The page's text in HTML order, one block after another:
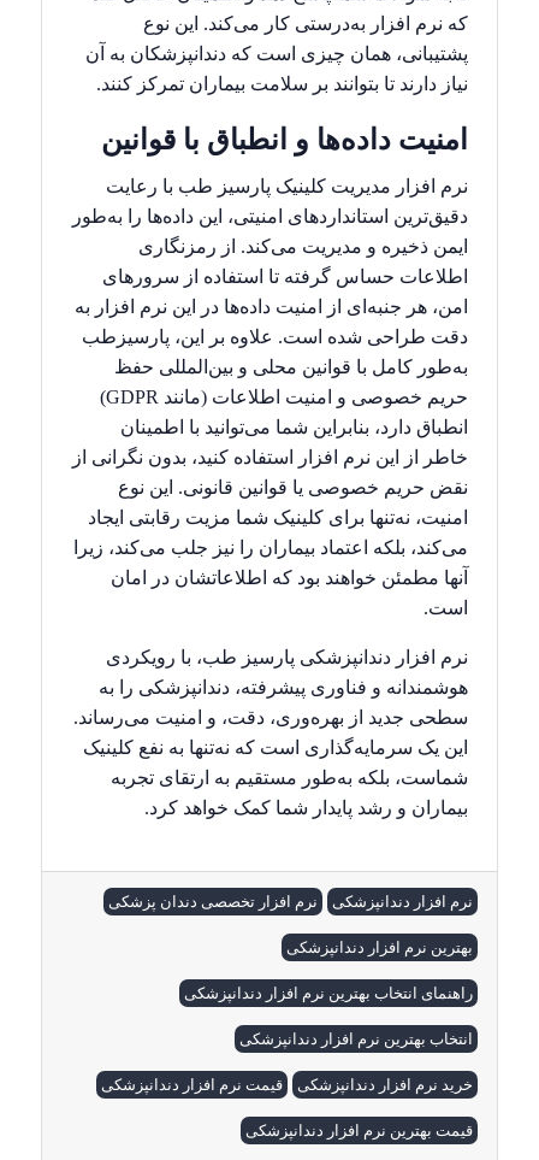
که نرم افزار به‌درستی کار می‌کند. این نوع
پشتیبانی، همان چیزی است که دندانپزشکان به آن
نیاز دارند تا بتوانند بر سلامت بیماران تمرکز کنند.
امنیت داده‌ها و انطباق با قوانین
نرم افزار مدیریت کلینیک پارسیز طب با رعایت
دقیق‌ترین استانداردهای امنیتی، این داده‌ها را به‌طور
ایمن ذخیره و مدیریت می‌کند. از رمزنگاری
اطلاعات حساس گرفته تا استفاده از سرورهای
امن، هر جنبه‌ای از امنیت داده‌ها در این نرم افزار به
دقت طراحی شده است. علاوه بر این، پارسیزطب
به‌طور کامل با قوانین محلی و بین‌المللی حفظ
حریم خصوصی و امنیت اطلاعات (مانند GDPR
)
انطباق دارد، بنابراین شما می‌توانید با اطمینان
خاطر از این نرم افزار استفاده کنید، بدون نگرانی از
نقض حریم خصوصی یا قوانین قانونی. این نوع
امنیت، نه‌تنها برای کلینیک شما مزیت رقابتی ایجاد
می‌کند، بلکه اعتماد بیماران را نیز جلب می‌کند، زیرا
آنها مطمئن خواهند بود که اطلاعاتشان در امان
است.
نرم افزار دندانپزشکی پارسیز طب، با رویکردی
هوشمندانه و فناوری پیشرفته، دندانپزشکی را به
سطحی جدید از بهره‌وری، دقت، و امنیت می‌رساند.
این یک سرمایه‌گذاری است که نه‌تنها به نفع کلینیک
شماست، بلکه به‌طور مستقیم به ارتقای تجربه
بیماران و رشد پایدار شما کمک خواهد کرد.
نرم افزار دندانپزشکی نرم افزار تخصصی دندان پزشکی
بهترین نرم افزار دندانپزشکی
راهنمای انتخاب بهترین نرم افزار دندانپزشکی
انتخاب بهترین نرم افزار دندانپزشکی
خرید نرم افزار دندانپزشکی قیمت نرم افزار دندانپزشکی
قیمت بهترین نرم افزار دندانپزشکی